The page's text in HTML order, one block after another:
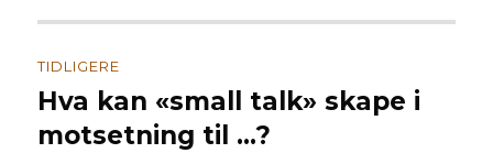
TIDLIGERE
Forrige
innlegg:
Hva kan «small talk» skape i
motsetning til …?